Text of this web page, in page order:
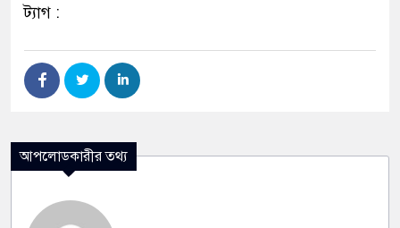
ট্যাগ :
আপলোডকারীর তথ্য